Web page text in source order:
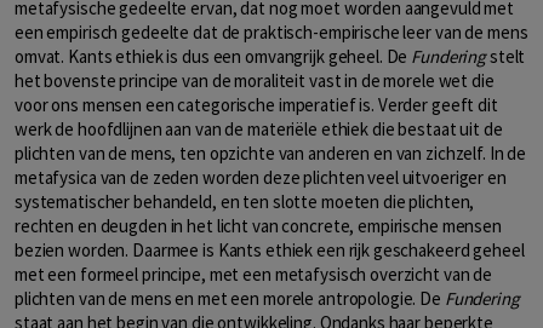
metafysische gedeelte ervan, dat nog moet worden aangevuld met
een empirisch gedeelte dat de praktisch-empirische leer van de mens
omvat. Kants ethiek is dus een omvangrijk geheel. De Funderingstelt
het bovenste principe van de moraliteit vast in de morele wet die
voor ons mensen een categorische imperatief is. Verder geeft dit
werk de hoofdlijnen aan van de materiële ethiek die bestaat uit de
plichten van de mens, ten opzichte van anderen en van zichzelf. In de
metafysica van de zeden worden deze plichten veel uitvoeriger en
systematischer behandeld, en ten slotte moeten die plichten,
rechten en deugden in het licht van concrete, empirische mensen
bezien worden. Daarmee is Kants ethiek een rijk geschakeerd geheel
met een formeel principe, met een metafysisch overzicht van de
plichten van de mens en met een morele antropologie. De Fundering
staat aan het begin van die ontwikkeling. Ondanks haar beperkte